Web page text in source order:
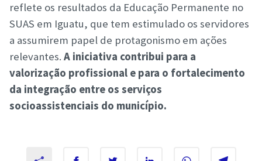
reflete os resultados da Educação Permanente no
SUAS em Iguatu, que tem estimulado os servidores
a assumirem papel de protagonismo em ações
relevantes. A iniciativa contribui para a
valorização profissional e para o fortalecimento
da integração entre os serviços
socioassistenciais do município.